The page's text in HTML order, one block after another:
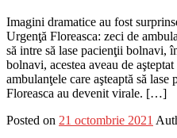
Imagini dramatice au fost
Urgenţă Floreasca: zeci de
să intre să lase pacienţii bolnavi,
bolnavi, acestea aveau de
ambulanţele care aşteaptă să
Floreasca au devenit virale. […]
Posted on 21 octombrie 2021